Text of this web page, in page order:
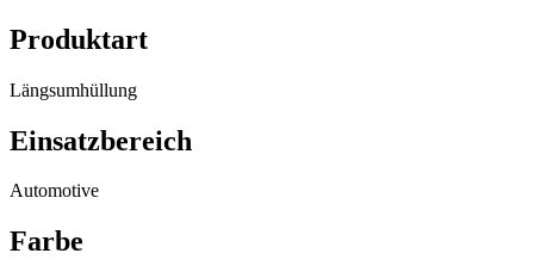
Produktart
Längsumhüllung
Einsatzbereich
Automotive
Farbe